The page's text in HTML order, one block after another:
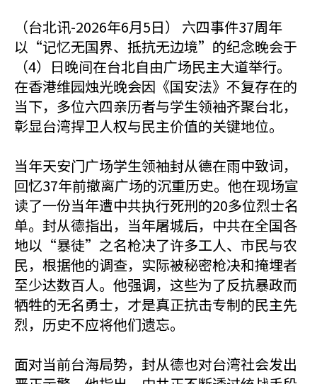
（台北讯-2026年6月5日） 六四事件37周年
以“记忆无国界、抵抗无边境”的纪念晚会于
（4）日晚间在台北自由广场民主大道举行。
在香港维园烛光晚会因《国安法》不复存在的
当下，多位六四亲历者与学生领袖齐聚台北，
彰显台湾捍卫人权与民主价值的关键地位。
当年天安门广场学生领袖封从德在雨中致词，
回忆37年前撤离广场的沉重历史。他在现场宣
读了一份当年遭中共执行死刑的20多位烈士名
单。封从德指出，当年屠城后，中共在全国各
地以“暴徒”之名枪决了许多工人、市民与农
民，根据他的调查，实际被秘密枪决和掩埋者
至少达数百人。他强调，这些为了反抗暴政而
牺牲的无名勇士，才是真正抗击专制的民主先
烈，历史不应将他们遗忘。
面对当前台海局势，封从德也对台湾社会发出